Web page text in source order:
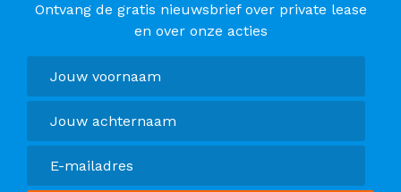
Ontvang de gratis nieuwsbrief over private lease
en over onze acties